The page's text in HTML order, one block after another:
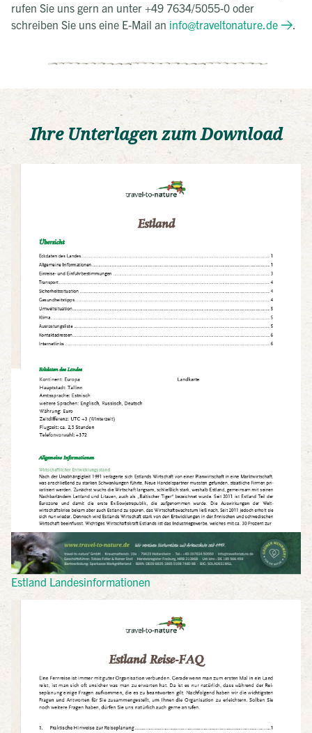
rufen Sie uns gern an unter +49 7634/5055-0 oder
schreiben Sie uns eine E-Mail an info@traveltonature.de .
Ihre Unterlagen zum Download
Estland Landesinformationen